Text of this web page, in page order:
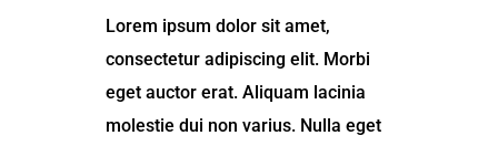
Lorem ipsum dolor sit amet,
consectetur adipiscing elit. Morbi
eget auctor erat. Aliquam lacinia
molestie dui non varius. Nulla eget